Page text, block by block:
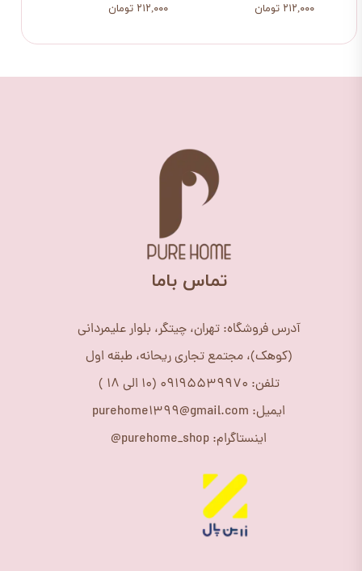
۲۱۲,۰۰۰ تومان ۲۱۲,۰۰۰ تومان
​تماس باما
آدرس فروشگاه: تهران، چیتگر، بلوار علیمردانی
(کوهک)، مجتمع تجاری ریحانه، طبقه اول
تلفن: 09195539970 (10 الی 18 )
ایمیل: purehome1399@gmail.com
اینستاگرام: purehome_shop@